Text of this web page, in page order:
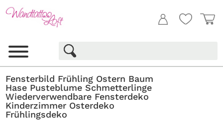
Fensterbild Frühling Ostern Baum
Hase Pusteblume Schmetterlinge
Wiederverwendbare Fensterdeko
Kinderzimmer Osterdeko
Frühlingsdeko